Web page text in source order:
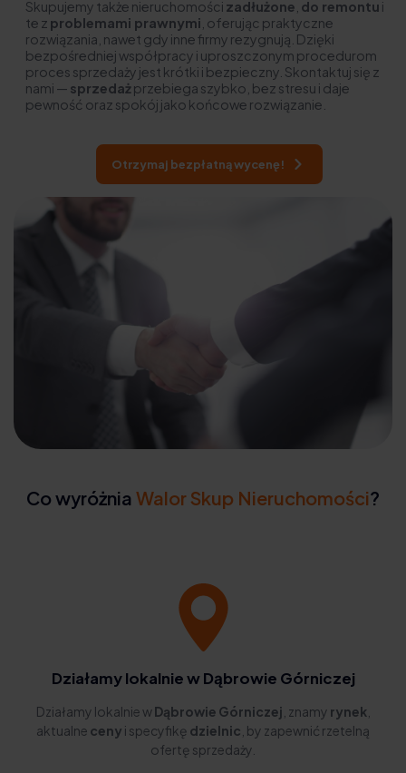
Skupujemy także nieruchomości zadłużone do remontu i
te z problemami prawnymi , oferując praktyczne
rozwiązania, nawet gdy inne firmy rezygnują. Dzięki
bezpośredniej współpracy i uproszczonym procedurom
proces sprzedaży jest krótki i bezpieczny. Skontaktuj się z
nami — sprzedażprzebiega szybko, bez stresu i daje
pewność oraz spokój jako końcowe rozwiązanie.
Otrzymaj bezpłatną wycenę!
Co wyróżnia Walor Skup Nieruchomości?
Działamy lokalnie w Dąbrowie Górniczej
Działamy lokalnie wDąbrowie Górniczej , znamy rynek,
aktualne ceny i specyfikę dzielnic , by zapewnić rzetelną
ofertę sprzedaży.